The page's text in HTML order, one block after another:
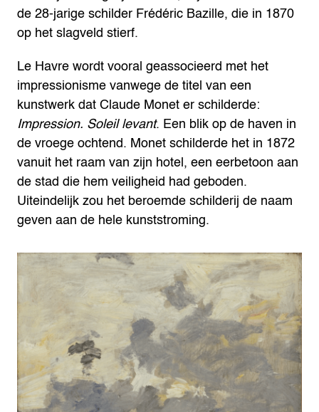
de 28-jarige schilder Frédéric Bazille, die in 1870
op het slagveld stierf.
Le Havre wordt vooral geassocieerd met het
impressionisme vanwege de titel van een
kunstwerk dat Claude Monet er schilderde:
Impression. Soleil levant. Een blik op de haven in
de vroege ochtend. Monet schilderde het in 1872
vanuit het raam van zijn hotel, een eerbetoon aan
de stad die hem veiligheid had geboden.
Uiteindelijk zou het beroemde schilderij de naam
geven aan de hele kunststroming.